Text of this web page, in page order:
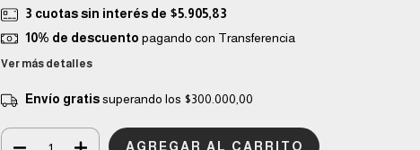
3 cuotas sin interés de $5.905,83
10% de descuento pagando con Transferencia
Ver más detalles
Envío gratis superando los $300.000,00